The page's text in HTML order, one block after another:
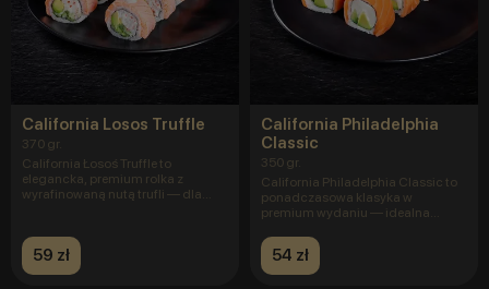
California Losos Truffle
370 gr.
California Łosoś Truffle to
elegancka, premium rolka z
wyrafinowaną nutą trufli — dla
59 zł
California Philadelphia
Classic
350 gr.
California Philadelphia Classic to
ponadczasowa klasyka w
premium wydaniu — idealna
54 zł